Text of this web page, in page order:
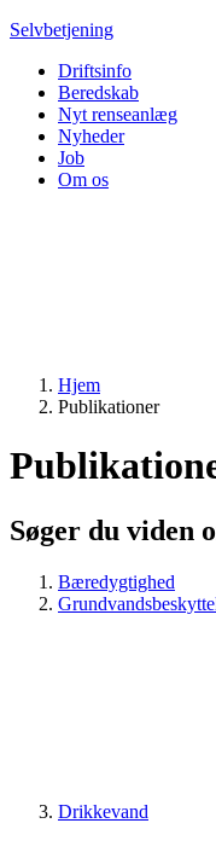
Selvbetjening
Driftsinfo
Beredskab
Nyt renseanlæg
Nyheder
Job
Om os
Hjem
Publikationer
Søger du viden
Bæredygtighed
Drikkevand